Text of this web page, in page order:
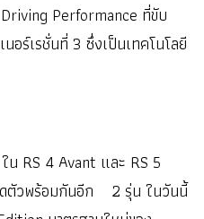
Performance ที่ขับ
อร์เรชั่นที่ 3 ซึ่งเป็นเทคโนโลยี
RS 4 Avant และ RS 5
ดตัวพร้อมกันอีก 2 รุ่น ในวันนี้